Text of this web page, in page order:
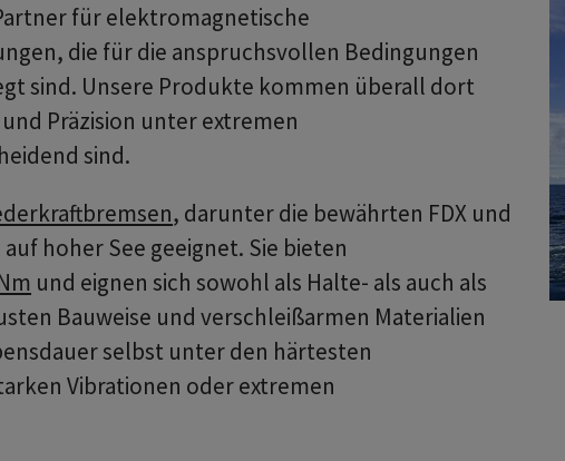
für elektromagnetische
die für die anspruchsvollen Bedingungen
sind. Unsere Produkte kommen überall dort
Präzision unter extremen
sind.
, darunter die bewährten FDX und
hoher See geeignet. Sie bieten
und eignen sich sowohl als Halte- als auch als
Bauweise und verschleißarmen Materialien
selbst unter den härtesten
Vibrationen oder extremen